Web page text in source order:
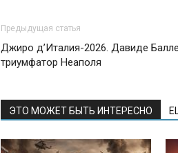
Предыдущая статья
Джиро д’Италия-2026. Давиде
триумфатор Неаполя
ЭТО МОЖЕТ БЫТЬ ИНТЕРЕСНО